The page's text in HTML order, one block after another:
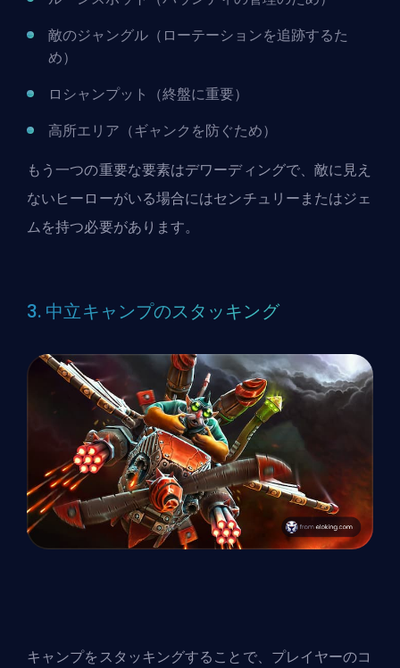
敵のジャングル（ローテーションを追跡するた
め）
ロシャンプット（終盤に重要）
高所エリア（ギャンクを防ぐため）
もう一つの重要な要素はデワーディングで、敵に見え
ないヒーローがいる場合にはセンチュリーまたはジェ
ムを持つ必要があります。
3. 中立キャンプのスタッキング
キャンプをスタッキングすることで、プレイヤーのコ